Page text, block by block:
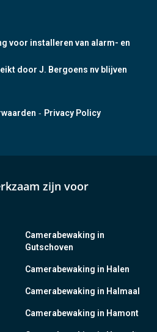
voor installeren van alarm- en
door J. Bergoens nv blijven
- Privacy Policy
zijn voor
Camerabewaking in
Gutschoven
Camerabewaking in Halen
Camerabewaking in Halmaal
Camerabewaking in Hamont